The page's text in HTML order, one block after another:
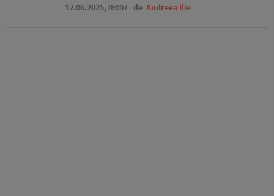
12.06.2025, 09:07 de Andreea Ilie